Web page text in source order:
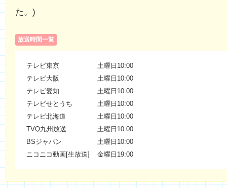
た。)
放送時間一覧
テレビ東京
土曜日10:00
テレビ大阪
土曜日10:00
テレビ愛知
土曜日10:00
テレビせとうち
土曜日10:00
テレビ北海道
土曜日10:00
TVQ九州放送
土曜日10:00
BSジャパン
土曜日10:00
ニコニコ動画[生放送]
金曜日19:00